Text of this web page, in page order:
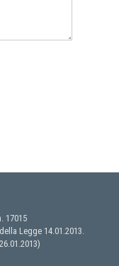
17015
Legge 14.01.2013.